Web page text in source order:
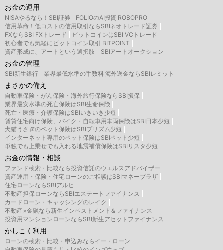
お金の運用
NISAやるなら！SBI証券
FOLIOのAI投資 ROBOPRO
信用革命！低コストの信用取引ならSBIネオトレード証券
FXならSBI FXトレード
ビットコインはSBI VCトレード
初心者でも気軽にビットコイン取引 BITPOINT
資産形成に、アートという選択肢 SBIアートオークション
お金の管理
SBI新生銀行 業界最低水準の手数料 海外送金ならSBIレミット
まさかの備え
自動車保険・がん保険・海外旅行保険ならSBI損保
業界最安水準の死亡保険はSBI生命保険
死亡・医療・介護保険はSBIいきいき少短
賃貸住宅向け保険、バイク・自転車用車両保険はSBI日本少短
犬猫うさぎのペット保険はSBIプリズム少短
インターネット専用のペット保険はSBIペット少短
単独でも上乗せでも入れる地震補償保険はSBIリスタ少短
お金の情報・相談
ファンド検索・比較なら投資信託のウエルスアドバイザー
資産運用・保険・住宅ローンのご相談はSBIマネープラザ
住宅ローンならSBIアルヒ
不動産担保ローンならSBIエステートファイナンス
カードローン・キャッシングのレイク
不動産×金融なら新生インベストメント＆ファイナンス
投資用マンションローンならSBI新生アセットファイナンス
かしこく利用
ローンの検索・比較・申込みならイー・ローン